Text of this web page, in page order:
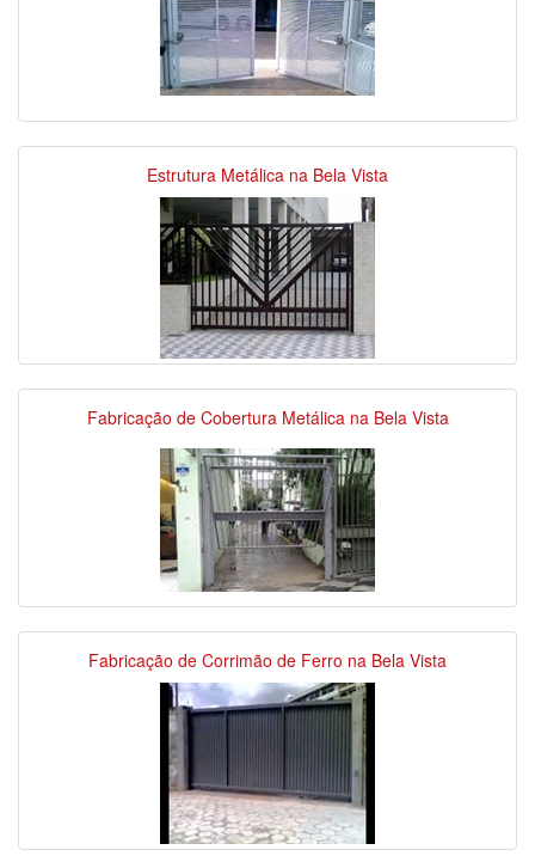
Estrutura Metálica na Bela Vista
Fabricação de Cobertura Metálica na Bela Vista
Fabricação de Corrimão de Ferro na Bela Vista